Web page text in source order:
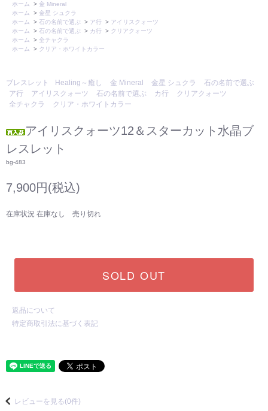
ホーム
> 金 Mineral
ホーム
> 金星 シュクラ
ホーム
> 石の名前で選ぶ > ア行 > アイリスクォーツ
ホーム
> 石の名前で選ぶ > カ行 > クリアクォーツ
ホーム
> 全チャクラ
ホーム
> クリア・ホワイトカラー
ブレスレット Healing～癒し 金 Mineral 金星 シュクラ
石の名前で選ぶ
ア行
アイリスクォーツ 石の名前で選ぶ カ行
クリアクォーツ
全チャクラ
クリア・ホワイトカラー
アイリスクォーツ12＆スターカット水晶ブ
レスレット
bg-483
7,900円(税込)
在庫状況 在庫なし 売り切れ
SOLD OUT
返品について
特定商取引法に基づく表記
レビューを見る(0件)